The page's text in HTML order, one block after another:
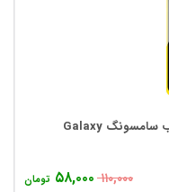
محافظ صفحه نمایش گلس مدل 9D مناسب سامسونگ Galaxy
۱۱۰,۰۰۰ ۵۸,۰۰۰ تومان